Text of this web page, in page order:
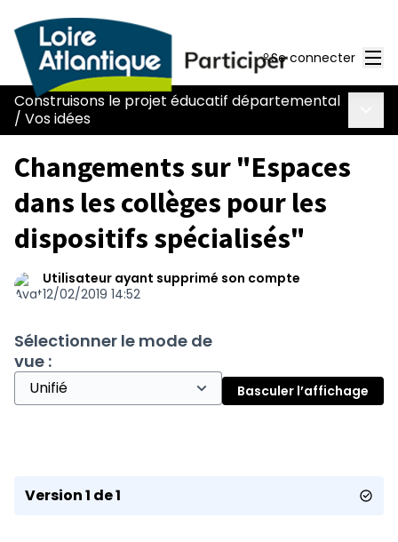
Se connecter
Construisons le projet éducatif départemental
/ Vos idées
Changements sur "Espaces
dans les collèges pour les
dispositifs spécialisés"
Utilisateur ayant supprimé son compte
12/02/2019 14:52
Sélectionner le mode de
vue :
Basculer l’affichage
Version 1 de 1